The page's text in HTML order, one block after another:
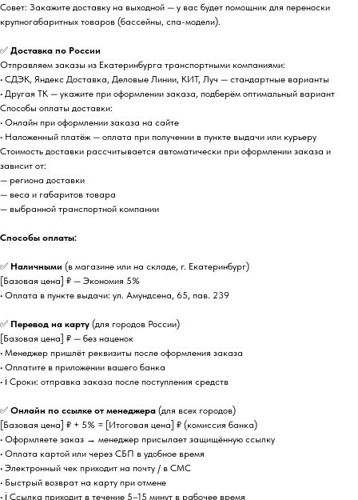
Совет: Закажите доставку на выходной — у вас будет помощник для переноски
крупногабаритных товаров (бассейны, спа-модели).
✅ Доставка по России
Отправляем заказы из Екатеринбурга транспортными компаниями:
• СДЭК, Яндекс Доставка, Деловые Линии, КИТ, Луч — стандартные варианты
• Другая ТК — укажите при оформлении заказа, подберём оптимальный вариант
Способы оплаты доставки:
• Онлайн при оформлении заказа на сайте
• Наложенный платёж — оплата при получении в пункте выдачи или курьеру
Стоимость доставки рассчитывается автоматически при оформлении заказа и
зависит от:
— региона доставки
— веса и габаритов товара
— выбранной транспортной компании
Способы оплаты:
✅ Наличными (в магазине или на складе, г. Екатеринбург)
[Базовая цена] ₽ — Экономия 5%
• Оплата в пункте выдачи: ул. Амундсена, 65, пав. 239
✅ Перевод на карту (для городов России)
[Базовая цена] ₽ — без наценок
• Менеджер пришлёт реквизиты после оформления заказа
• Оплатите в приложении вашего банка
• ℹ️ Сроки: отправка заказа после поступления средств
✅ Онлайн по ссылке от менеджера (для всех городов)
[Базовая цена] ₽ + 5% = [Итоговая цена] ₽ (комиссия банка)
• Оформляете заказ → менеджер присылает защищённую ссылку
• Оплата картой или через СБП в удобное время
• Электронный чек приходит на почту / в СМС
• Быстрый возврат на карту при отмене
• ℹ️ Ссылка приходит в течение 5–15 минут в рабочее время